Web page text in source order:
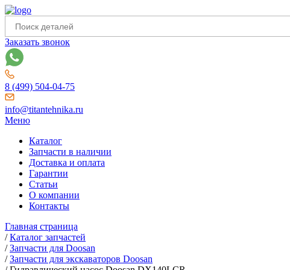
Заказать звонок
8 (499) 504-04-75
info@titantehnika.ru
Меню
Каталог
Запчасти в наличии
Доставка и оплата
Гарантии
Статьи
О компании
Контакты
Главная страница
/Каталог запчастей
/Запчасти для Doosan
/Запчасти для экскаваторов Doosan